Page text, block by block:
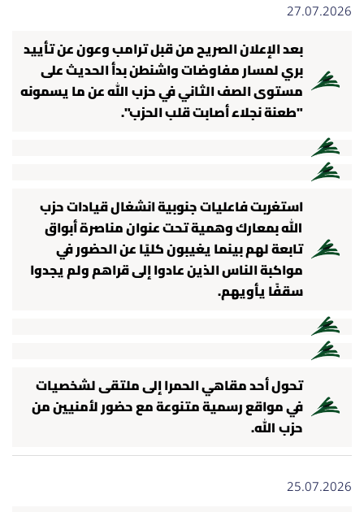
27.07.2026
بعد الإعلان الصريح من قبل ترامب وعون عن تأييد
بري لمسار مفاوضات واشنطن بدأ الحديث على
مستوى الصف الثاني في حزب الله عن ما يسمونه
"طعنة نجلاء أصابت قلب الحزب".
استغربت فاعليات جنوبية انشغال قيادات حزب
الله بمعارك وهمية تحت عنوان مناصرة أبواق
تابعة لهم بينما يغيبون كليًا عن الحضور في
مواكبة الناس الذين عادوا إلى قراهم ولم يجدوا
سقفًا يأويهم.
تحول أحد مقاهي الحمرا إلى ملتقى لشخصيات
في مواقع رسمية متنوعة مع حضور لأمنيين من
حزب الله.
25.07.2026